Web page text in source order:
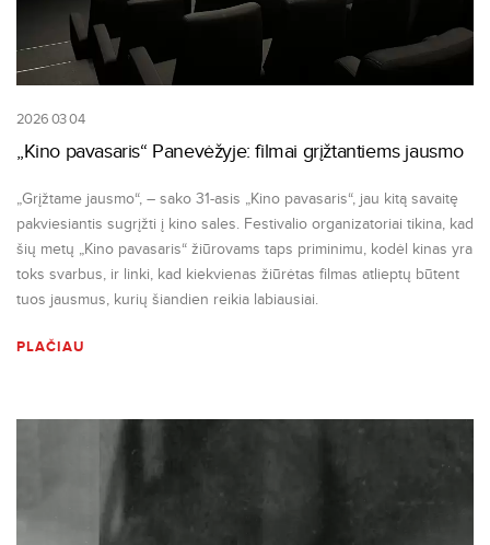
2026 03 04
„Kino pavasaris“ Panevėžyje: filmai grįžtantiems jausmo
„Grįžtame jausmo“, – sako 31-asis „Kino pavasaris“, jau kitą savaitę
pakviesiantis sugrįžti į kino sales. Festivalio organizatoriai tikina, kad
šių metų „Kino pavasaris“ žiūrovams taps priminimu, kodėl kinas yra
toks svarbus, ir linki, kad kiekvienas žiūrėtas filmas atlieptų būtent
tuos jausmus, kurių šiandien reikia labiausiai.
PLAČIAU